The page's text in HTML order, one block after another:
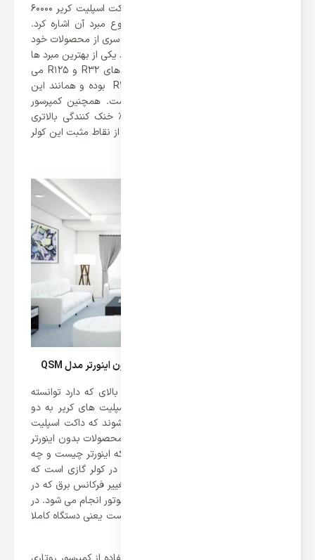
از دیگر بخش های قابل توجه و مهم داکت اسپلیت کریر 60000
بدون اینورتر مدل QSM می توان به نوع مبرد آن اشاره کرد.
خوشبختانه برند کریر موفق شده برای این سری از محصولات خود
گاز مبرد R410a تعبیه کند که به نوبت خود یکی از بهترین مبرد ها
می باشد. گاز مبرد R410A ترکیبی از مبردهای R32 و R125 می
باشد. گاز مبرد R410 بهترین جایگزین R22 بوده و همانند این
گاز از انعطاف پذیری بالایی برخوردار است. همچنین کمپرسور
های که از گاز R410a بهره می برند 40% خنک کنندگی بالاتری
نسبت به گاز های R22 دارند که این یکی از نقاط مثبت این کولر
این محصول قدرتمند با توجه به قدرت بالای که دارد توانسته
مصرف انرژی خود را کنترل کند. داکت اسپلیت های کریر به دو
دسته اینورتر و بدون اینورتر تقسیم می شوند که داکت اسپلیت
کریر 60000 بدون اینورتر مدل QSM جزو محصولات بدون اینورتر
این برند می باشد. اما بهتر است بدانیم که اینورتر چیست و چه
کاربردی دارد. اینورتر یک تکنولوژی جدید در کولر گازی است که
موتور آن با دور ثابت کار نمی کند و با تغییر فرکانس برق که در
یونیت خارجی صورت می گیرد تغییر دور موتور انجام می شود. در
موتور های معمولی اصطلاحاً صفر و یک است یعنی دستگاه کاملا